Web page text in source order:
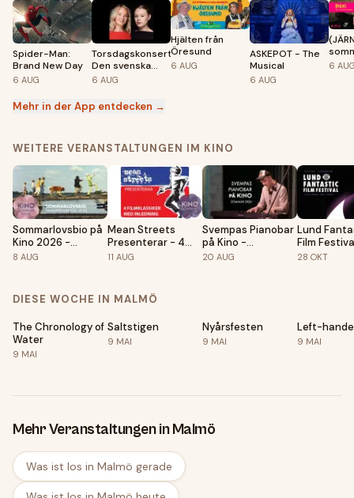
Spider-Man:
Brand New Day
6 AUG
Torsdagskonsert:
Den svenska
musikalskatten
6 AUG
Hjälten från
Öresund
6 AUG
ASKEPOT - The
Musical
6 AUG
6
Mehr in der App entdecken →
WEITERE VERANSTALTUNGEN IM KINO
Sommarlovsbio på
Kino 2026 -
Familjefilmer för 25
8 AUG
Mean Streets
Presenterar - 4
Klassiker med
11 AUG
Svempas Pianobar
på Kino -
Sommaren 2026
20 AUG
Lund
Film
- Official
28 OKT
DIESE WOCHE IN MALMÖ
The Chronology of
Water
9 MAI
Saltstigen
9 MAI
Nyårsfesten
9 MAI
Left-
9 MAI
Mehr Veranstaltungen in Malmö
Was ist los in Malmö gerade